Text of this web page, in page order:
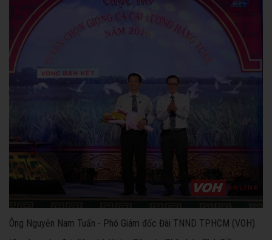
Ông Nguyễn Nam Tuấn - Phó Giám đốc Đài TNND TPHCM (VOH)